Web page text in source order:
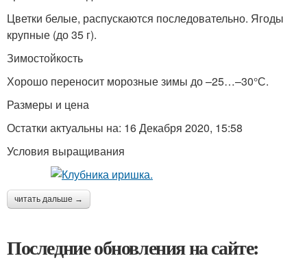
Цветки белые, распускаются последовательно. Ягоды
крупные (до 35 г).
Зимостойкость
Хорошо переносит морозные зимы до –25…–30°С.
Размеры и цена
Остатки актуальны на: 16 Декабря 2020, 15:58
Условия выращивания
читать дальше →
Последние обновления на сайте: